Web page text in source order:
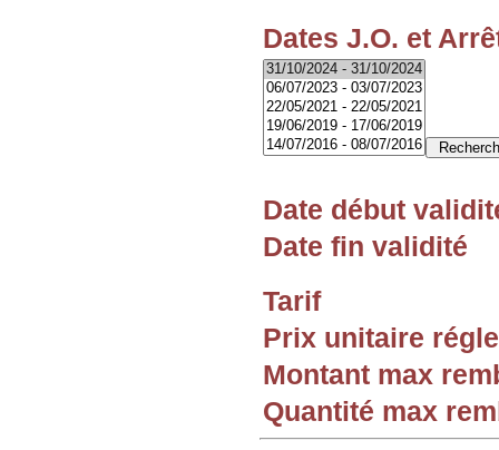
Dates J.O. et
Date début
Date fin validité
Tarif
Prix unitaire
Montant max
Quantité max